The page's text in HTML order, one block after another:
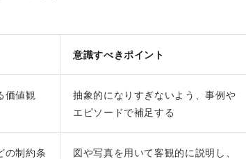
意識すべきポイント
価値観
抽象的になりすぎないよう、事例や
エピソードで補足する
の制約条
図や写真を用いて客観的に説明し、